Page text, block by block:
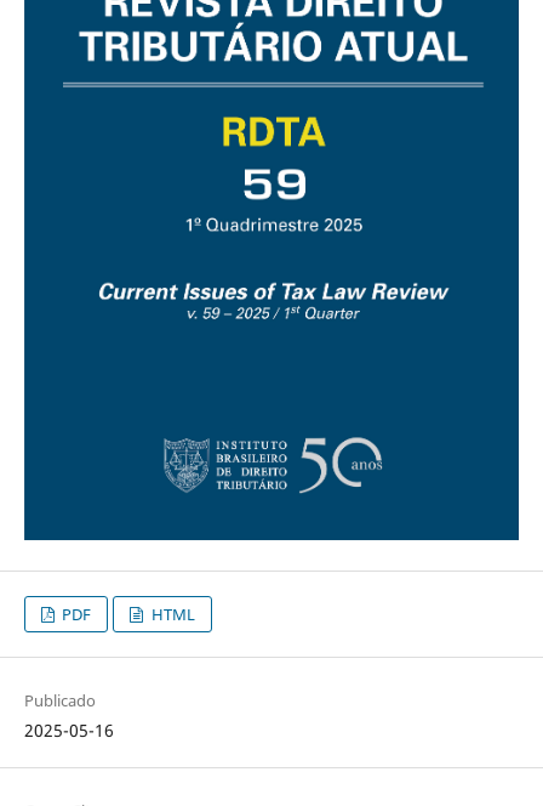
PDF HTML
Publicado
2025-05-16